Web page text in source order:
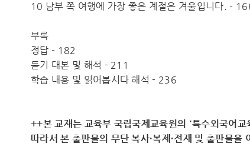
10 남부 쪽 여행에 가장 좋은 계절은 겨울입니다. -
부록
정답 - 182
듣기 대본 및 해석 - 211
학습 내용 및 읽어봅시다 해석 - 236
++본 교재는 교육부 국립국제교육원의 '특수외국어
따라서 ​본 출판물의 무단 복사·복제·전재 및 출판물